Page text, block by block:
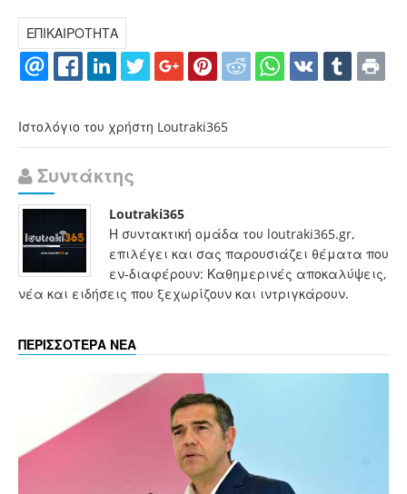
ΕΠΙΚΑΙΡΟΤΗΤΑ
Ιστολόγιο του χρήστη Loutraki365
Συντάκτης
Loutraki365
Η συντακτική ομάδα του loutraki365.gr,
επιλέγει και σας παρουσιάζει θέματα που
εν-διαφέρουν: Καθημερινές αποκαλύψεις,
νέα και ειδήσεις που ξεχωρίζουν και ιντριγκάρουν.
ΠΕΡΙΣΣΟΤΕΡΑ ΝΕΑ